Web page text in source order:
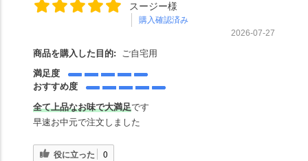
スージー様
購入確認済み
2026-07-27
商品を購入した目的:
ご自宅用
満足度
おすすめ度
全て上品なお味で大満足です
早速お中元で注文しました
役に立った 0